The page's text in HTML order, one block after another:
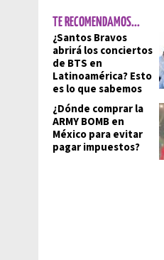
TE RECOMENDAMOS...
¿Santos Bravos
abrirá los conciertos
de BTS en
Latinoamérica? Esto
es lo que sabemos
¿Dónde comprar la
ARMY BOMB en
México para evitar
pagar impuestos?